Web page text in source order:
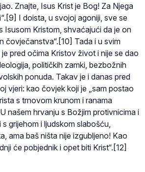
Znajte, Isus Krist je Bog! Za Njega
I doista, u svojoj agoniji, sve se
Isusom Kristom, shvaćajući da je on
čovječanstva“.[10] Tada i u svim
pred očima Kristov život i nije se dao
političkih zamki, bezbožnih
ponuda. Takav je i danas pred
vjeri: kao čovjek koji je „sam postao
s trnovom krunom i ranama
našem hrvanju s Božjim protivnicima i
grijehom i ljudskom slabošću,
ama baš ništa nije izgubljeno! Kao
će pobjednik i opet biti Krist“.[12]